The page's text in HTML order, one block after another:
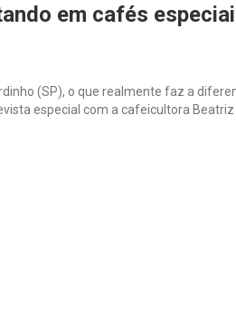
em cafés
(SP), o que realmente faz a
especial com a cafeicultora